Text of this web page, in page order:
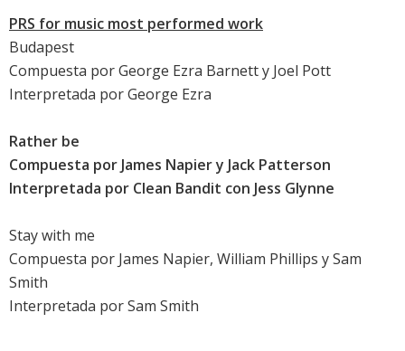
PRS for music most performed work
Budapest
Compuesta porGeorge Ezra Barnetty Joel Pott
Interpretada porGeorge Ezra
Rather be
Compuesta por James Napier y Jack Patterson
Interpretada por Clean Bandit con Jess Glynne
Stay with me
Compuesta por James Napier, William Phillips ySam
Smith
Interpretada porSam Smith